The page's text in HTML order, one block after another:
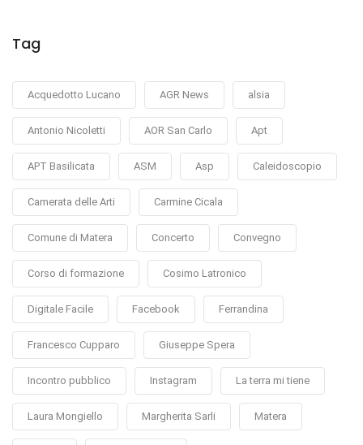
Tag
Acquedotto Lucano AGR News alsia
Antonio Nicoletti AOR San Carlo Apt
APT Basilicata ASM Asp Caleidoscopio
Camerata delle Arti Carmine Cicala
Comune di Matera Concerto Convegno
Corso di formazione Cosimo Latronico
Digitale Facile Facebook Ferrandina
Francesco Cupparo Giuseppe Spera
Incontro pubblico Instagram La terra mi tiene
Laura Mongiello Margherita Sarli Matera